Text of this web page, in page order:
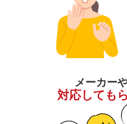
メーカー
対応しても